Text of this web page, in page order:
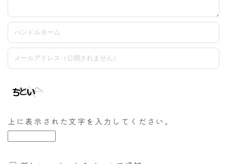
上に表示された文字を入力してください。